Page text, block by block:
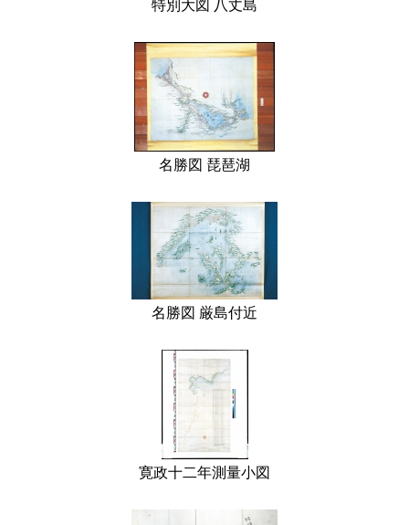
特別大図 八丈島
名勝図 琵琶湖
名勝図 厳島付近
寛政十二年測量小図